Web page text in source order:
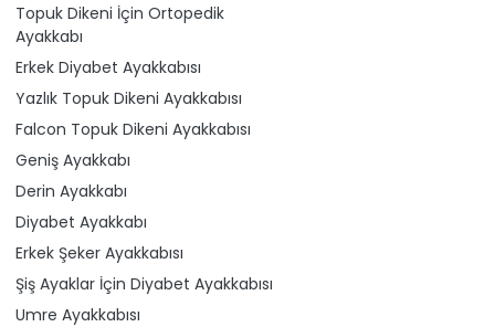
Topuk Dikeni İçin Ortopedik
Ayakkabı
Erkek Diyabet Ayakkabısı
Yazlık Topuk Dikeni Ayakkabısı
Falcon Topuk Dikeni Ayakkabısı
Geniş Ayakkabı
Derin Ayakkabı
Diyabet Ayakkabı
Erkek Şeker Ayakkabısı
Şiş Ayaklar İçin Diyabet Ayakkabısı
Umre Ayakkabısı